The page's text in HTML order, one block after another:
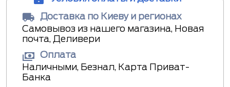
Доставка по Киеву и регионах
Самовывоз из нашего магазина, Новая
почта, Деливери
Оплата
Наличными, Безнал, Карта Приват-
Банка